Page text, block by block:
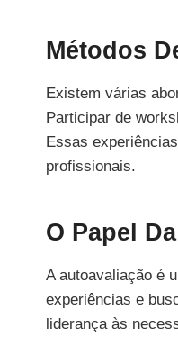
Métodos
Existem várias
Participar de
Essas
profissionais.
O Papel
A autoavaliação é
experiências e
liderança às